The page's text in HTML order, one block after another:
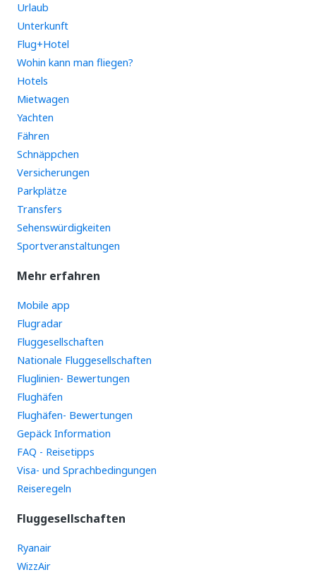
Urlaub
Unterkunft
Flug+Hotel
Wohin kann man fliegen?
Hotels
Mietwagen
Yachten
Fähren
Schnäppchen
Versicherungen
Parkplätze
Transfers
Sehenswürdigkeiten
Sportveranstaltungen
Mehr erfahren
Mobile app
Flugradar
Fluggesellschaften
Nationale Fluggesellschaften
Fluglinien- Bewertungen
Flughäfen
Flughäfen- Bewertungen
Gepäck Information
FAQ - Reisetipps
Visa- und Sprachbedingungen
Reiseregeln
Fluggesellschaften
Ryanair
WizzAir